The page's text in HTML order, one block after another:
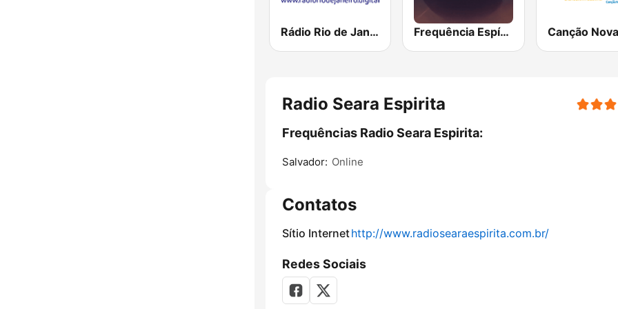
Rádio Rio de Janeiro 1400 AM Frequência Espírita
Radio Seara Espirita
Frequências Radio Seara Espirita:
Salvador: Online
Contatos
Sítio Internethttp://www.radiosearaespirita.com.br/
Redes Sociais